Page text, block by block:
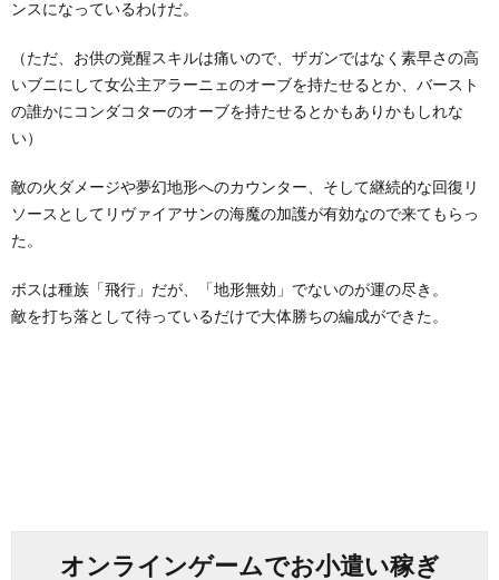
ンスになっているわけだ。
（ただ、お供の覚醒スキルは痛いので、ザガンではなく素早さの高
いブニにして女公主アラーニェのオーブを持たせるとか、バースト
の誰かにコンダコターのオーブを持たせるとかもありかもしれな
い）
敵の火ダメージや夢幻地形へのカウンター、そして継続的な回復リ
ソースとしてリヴァイアサンの海魔の加護が有効なので来てもらっ
た。
ボスは種族「飛行」だが、「地形無効」でないのが運の尽き。
敵を打ち落として待っているだけで大体勝ちの編成ができた。
オンラインゲームでお小遣い稼ぎ